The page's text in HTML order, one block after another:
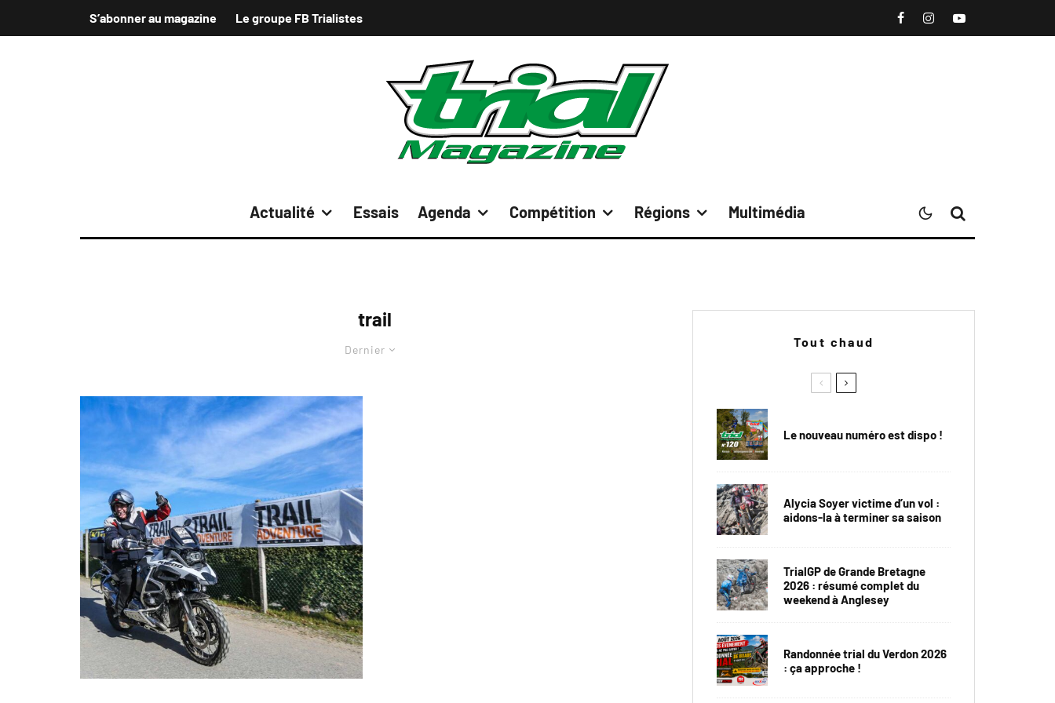
S’abonner au magazine Le groupe FB Trialistes
Actualité Essais Agenda Compétition Régions Multimédia
trail
Dernier
Tout chaud
Le nouveau numéro est dispo !
Alycia Soyer victime d’un vol :
aidons-la à terminer sa saison
TrialGP de Grande Bretagne
2026 : résumé complet du
weekend à Anglesey
Randonnée trial du Verdon 2026
: ça approche !